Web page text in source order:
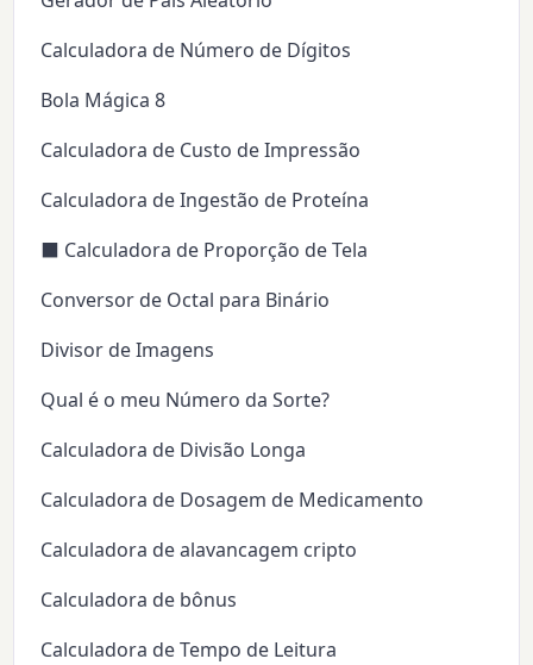
Calculadora de Número de Dígitos
Bola Mágica 8
Calculadora de Custo de Impressão
Calculadora de Ingestão de Proteína
⬛ Calculadora de Proporção de Tela
Conversor de Octal para Binário
Divisor de Imagens
Qual é o meu Número da Sorte?
Calculadora de Divisão Longa
Calculadora de Dosagem de Medicamento
Calculadora de alavancagem cripto
Calculadora de bônus
Calculadora de Tempo de Leitura